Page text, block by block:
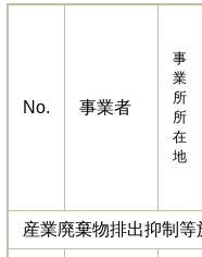
No. 事業者
事
業
所
所
在
地
産業廃棄物排出抑制